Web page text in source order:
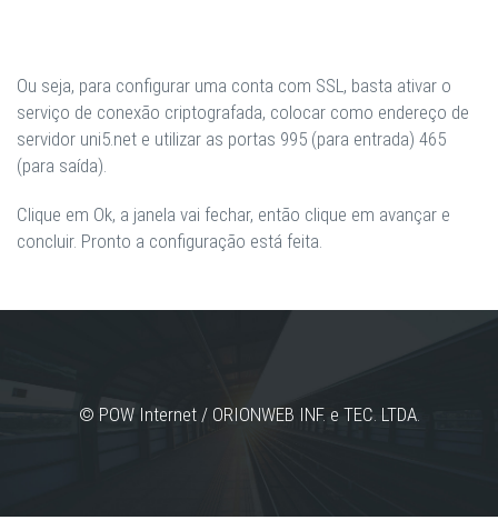
Ou seja, para configurar uma conta com SSL, basta ativar o
serviço de conexão criptografada, colocar como endereço de
servidor uni5.net e utilizar as portas 995 (para entrada) 465
(para saída).
Clique em Ok, a janela vai fechar, então clique em avançar e
concluir. Pronto a configuração está feita.
© POW Internet / ORIONWEB INF. e TEC. LTDA.